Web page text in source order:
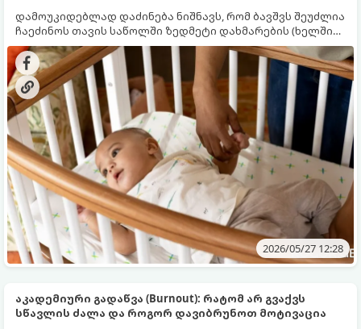
დამოუკიდებლად დაძინება ნიშნავს, რომ ბავშვს შეუძლია
ჩაეძინოს თავის საწოლში ზედმეტი დახმარების (ხელში
აყვანის, რწევის ან კვების) გარეშე. საუკეთესო ასაკი ამ
პროცესის დასაწყებად 4-დან 6 თვემდეა, თუმცა ამ
მეთოდების გამოყენება მოგვიანებითაც შესაძლებელია.
2026/05/27 12:28
აკადემიური გადაწვა (Burnout): რატომ არ გვაქვს
სწავლის ძალა და როგორ დავიბრუნოთ მოტივაცია